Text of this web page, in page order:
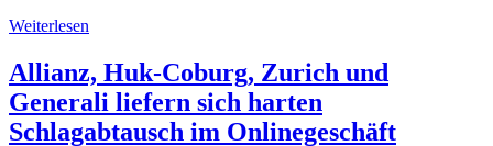
Weiterlesen
Allianz, Huk-Coburg, Zurich und
Generali liefern sich harten
Schlagabtausch im Onlinegeschäft